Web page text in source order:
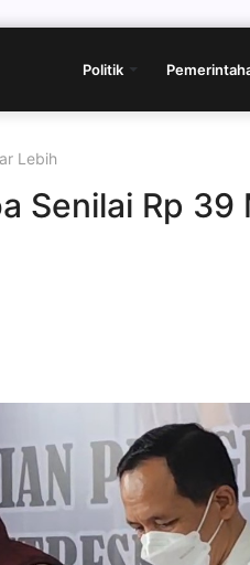
Politik
Lebih
Senilai Rp 39